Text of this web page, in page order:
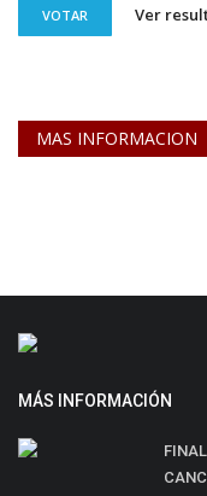
VOTAR Ver
MAS INFORMACION
MÁS INFORMACIÓN